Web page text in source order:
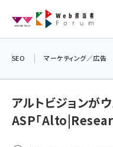
ン
SEO マーケティング／広告
アルトビジョンが
ASP「